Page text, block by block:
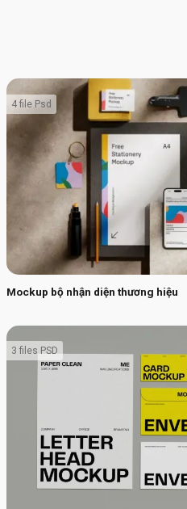
Mockup bộ nhận diện thương hiệu
4 file Psd
3 files PSD